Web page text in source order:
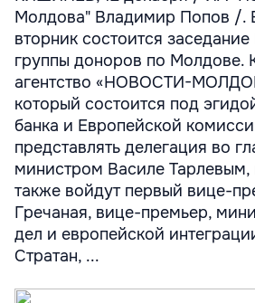
Молдова" Владимир Попов /.
вторник состоится
группы доноров по Молдове.
агентство «НОВОСТИ-
который состоится под
банка и Европейской
представлять делегация во
министром Василе Тарлевым,
также войдут первый вице-
Гречаная, вице-премьер,
дел и европейской
Стратан, ...